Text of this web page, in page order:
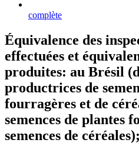
complète
Équivalence des
effectuées et
produites: au Brésil
productrices de
fourragères et de
semences de plantes
semences de